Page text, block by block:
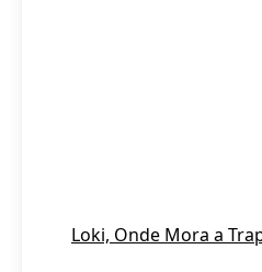
Loki, Onde Mora a